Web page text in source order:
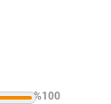
%100